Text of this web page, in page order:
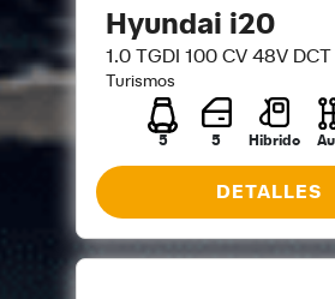
Hyundai i20
1.0 TGDI 100 CV 48V DCT
Turismos
5 5 Hibrido
DETALLES